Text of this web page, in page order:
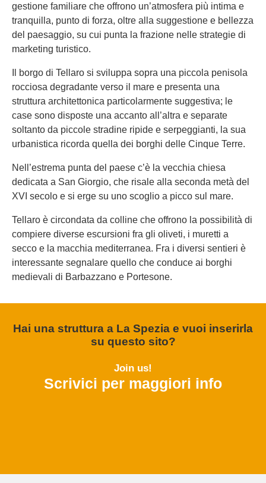
gestione familiare che offrono un’atmosfera più intima e
tranquilla, punto di forza, oltre alla suggestione e bellezza
del paesaggio, su cui punta la frazione nelle strategie di
marketing turistico.
Il borgo di Tellaro si sviluppa sopra una piccola penisola
rocciosa degradante verso il mare e presenta una
struttura architettonica particolarmente suggestiva; le
case sono disposte una accanto all’altra e separate
soltanto da piccole stradine ripide e serpeggianti, la sua
urbanistica ricorda quella dei borghi delle Cinque Terre.
Nell’estrema punta del paese c’è la vecchia chiesa
dedicata a San Giorgio, che risale alla seconda metà del
XVI secolo e si erge su uno scoglio a picco sul mare.
Tellaro è circondata da colline che offrono la possibilità di
compiere diverse escursioni fra gli oliveti, i muretti a
secco e la macchia mediterranea. Fra i diversi sentieri è
interessante segnalare quello che conduce ai borghi
medievali di Barbazzano e Portesone.
Hai una struttura a La Spezia e vuoi inserirla
su questo sito?
Join us!
Scrivici per maggiori info